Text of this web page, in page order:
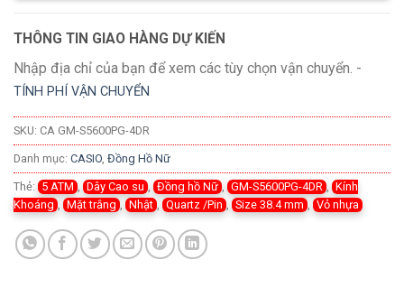
THÔNG TIN GIAO HÀNG DỰ KIẾN
Nhập địa chỉ của bạn để xem các tùy chọn vận chuyển. -
TÍNH PHÍ VẬN CHUYỂN
SKU: CA GM-S5600PG-4DR
Danh mục: CASIO Đồng Hồ Nữ
Thẻ: 5 ATM Dây Cao su Đồng hồ Nữ GM-S5600PG-4DR
Kính
Khoáng
Mặt trắng Nhật Quartz /Pin Size 38.4 mm Vỏ nhựa